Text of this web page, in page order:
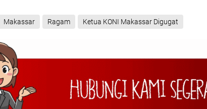
Makassar Ragam Ketua KONI Makassar Digugat